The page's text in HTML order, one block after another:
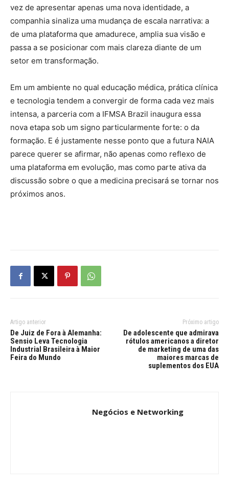
vez de apresentar apenas uma nova identidade, a
companhia sinaliza uma mudança de escala narrativa: a
de uma plataforma que amadurece, amplia sua visão e
passa a se posicionar com mais clareza diante de um
setor em transformação.
Em um ambiente no qual educação médica, prática clínica
e tecnologia tendem a convergir de forma cada vez mais
intensa, a parceria com a IFMSA Brazil inaugura essa
nova etapa sob um signo particularmente forte: o da
formação. E é justamente nesse ponto que a futura NAIA
parece querer se afirmar, não apenas como reflexo de
uma plataforma em evolução, mas como parte ativa da
discussão sobre o que a medicina precisará se tornar nos
próximos anos.
Artigo anterior
De Juiz de Fora à Alemanha:
Sensio Leva Tecnologia
Industrial Brasileira à Maior
Feira do Mundo
Próximo artigo
De adolescente que admirava
rótulos americanos a diretor
de marketing de uma das
maiores marcas de
suplementos dos EUA
Negócios e Networking